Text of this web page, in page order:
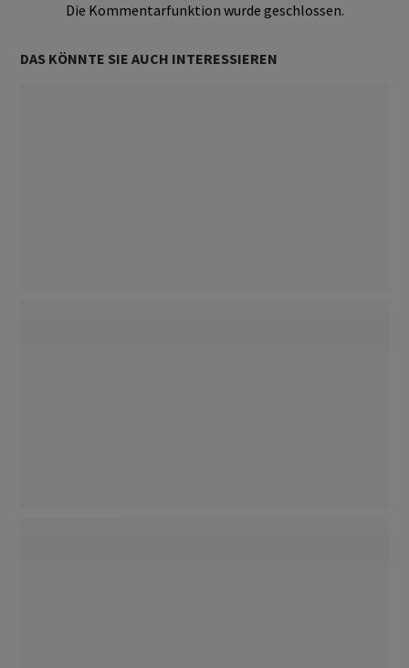
Die Kommentarfunktion wurde geschlossen.
DAS KÖNNTE SIE AUCH INTERESSIEREN